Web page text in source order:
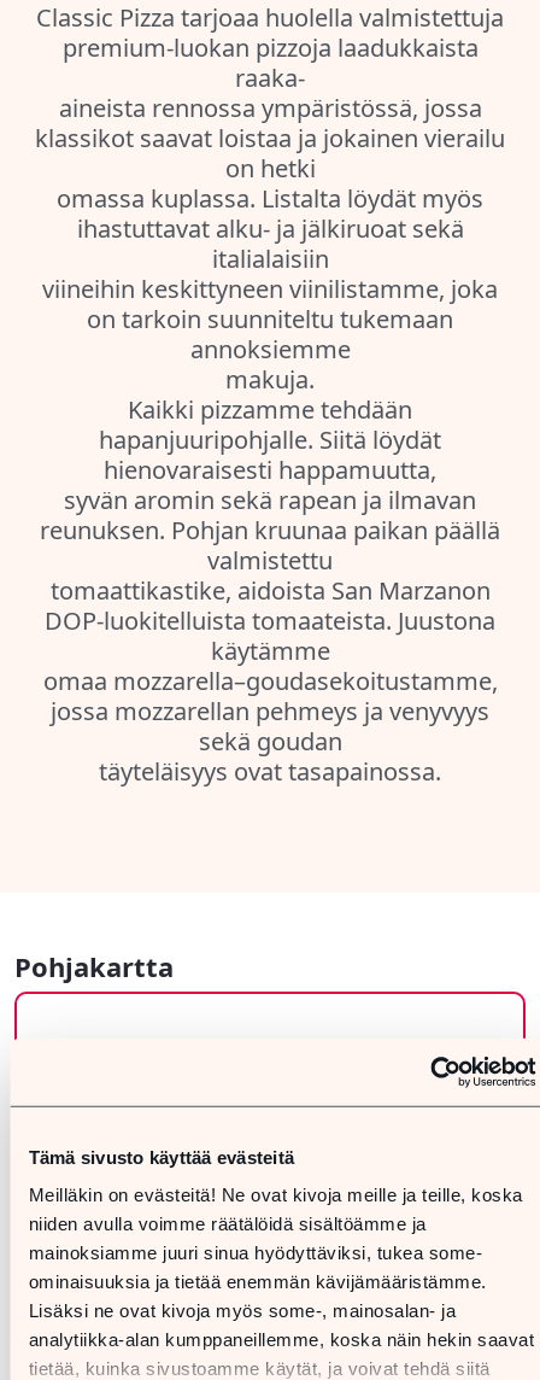
Tämä sivusto käyttää evästeitä
Meilläkin on evästeitä! Ne ovat kivoja meille ja teille, koska
niiden avulla voimme räätälöidä sisältöämme ja
mainoksiamme juuri sinua hyödyttäviksi, tukea some-
ominaisuuksia ja tietää enemmän kävijämääristämme.
Lisäksi ne ovat kivoja myös some-, mainosalan- ja
analytiikka-alan kumppaneillemme, koska näin hekin saavat
tietää, kuinka sivustoamme käytät, ja voivat tehdä siitä
Classic Pizza tarjoaa huolella valmistettuja
premium-luokan pizzoja laadukkaista
raaka-
aineista rennossa ympäristössä, jossa
klassikot saavat loistaa ja jokainen vierailu
on hetki
omassa kuplassa. Listalta löydät myös
ihastuttavat alku- ja jälkiruoat sekä
italialaisiin
viineihin keskittyneen viinilistamme, joka
on tarkoin suunniteltu tukemaan
annoksiemme
makuja.
Kaikki pizzamme tehdään
hapanjuuripohjalle. Siitä löydät
hienovaraisesti happamuutta,
syvän aromin sekä rapean ja ilmavan
reunuksen. Pohjan kruunaa paikan päällä
valmistettu
tomaattikastike, aidoista San Marzanon
DOP-luokitelluista tomaateista. Juustona
käytämme
omaa mozzarella–goudasekoitustamme,
jossa mozzarellan pehmeys ja venyvyys
sekä goudan
täyteläisyys ovat tasapainossa.
Pohjakartta